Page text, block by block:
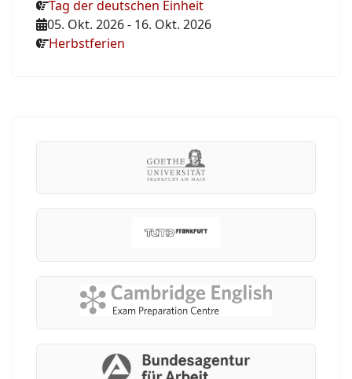
Tag der deutschen Einheit
05. Okt. 2026- 16. Okt. 2026
Herbstferien